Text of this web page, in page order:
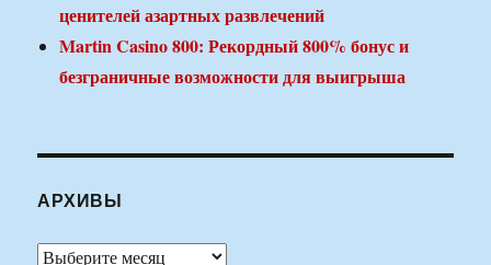
ценителей азартных развлечений
Martin Casino 800: Рекордный 800% бонус и
безграничные возможности для выигрыша
АРХИВЫ
Архивы